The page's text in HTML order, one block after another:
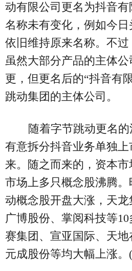
动有限公司更名为抖音有
名称未有变化，例如今日
依旧维持原来名称。不过
虽然大部分产品的主体
更，但更名后的“抖音有
跳动集团的主体公司。
随着字节跳动更名
有意拆分抖音业务单独
来。随之而来的，资本
市场上多只概念股沸腾
动概念股开盘大涨，天龙
广博股份、掌阅科技等
赛集团、宣亚国际、天地
元成股份等均大幅上涨